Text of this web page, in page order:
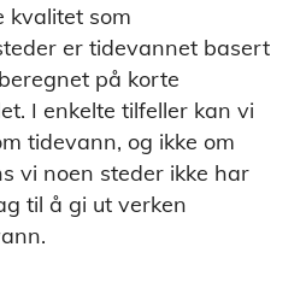
kvalitet som
er tidevannet basert
på korte
I enkelte tilfeller kan vi
tidevann, og ikke om
vi noen steder ikke har
til å gi ut verken